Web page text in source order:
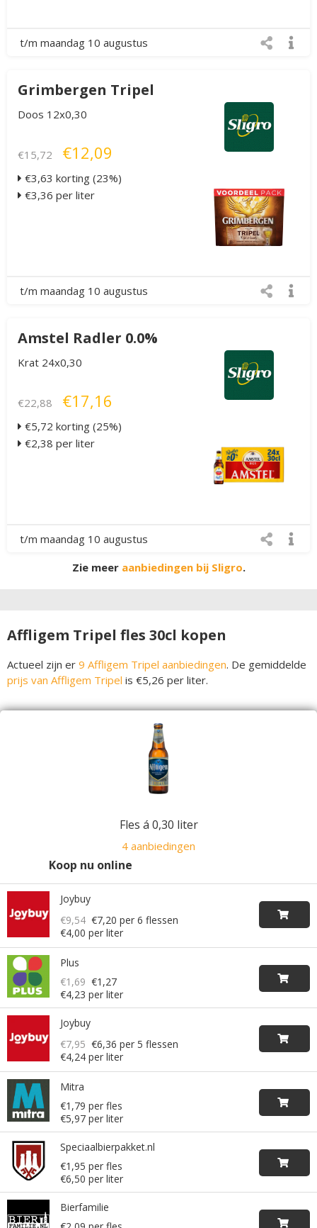
t/m maandag 10 augustus
Grimbergen Tripel
Doos 12x0,30
€15,72 €12,09
€3,63 korting (23%)
€3,36 per liter
t/m maandag 10 augustus
Amstel Radler 0.0%
Krat 24x0,30
€22,88 €17,16
€5,72 korting (25%)
€2,38 per liter
t/m maandag 10 augustus
Zie meer aanbiedingen bij Sligro.
Affligem Tripel fles 30cl kopen
Actueel zijn er 9 Affligem Tripel aanbiedingen. De gemiddelde
prijs van Affligem Tripel is €5,26 per liter.
Fles á 0,30 liter
4 aanbiedingen
Koop nu online
Joybuy
€9,54 €7,20 per 6 flessen
€4,00 per liter
Plus
€1,69 €1,27
€4,23 per liter
Joybuy
€7,95 €6,36 per 5 flessen
€4,24 per liter
Mitra
€1,79 per fles
€5,97 per liter
Speciaalbierpakket.nl
€1,95 per fles
€6,50 per liter
Bierfamilie